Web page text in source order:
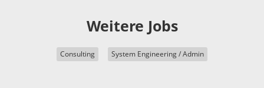
Weitere Jobs
Consulting System Engineering / Admin